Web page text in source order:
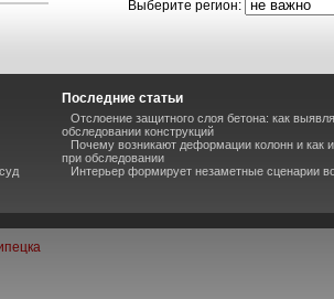
Выберите регион:
Последние статьи
Отслоение защитного слоя бетона: как
обследовании конструкций
Почему возникают деформации колонн и как
при обследовании
Интерьер формирует незаметные сценарии